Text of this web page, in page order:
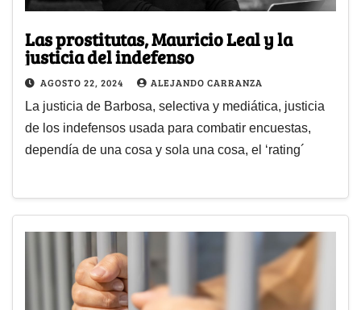
Las prostitutas, Mauricio Leal y la
justicia del indefenso
AGOSTO 22, 2024 ALEJANDO CARRANZA
La justicia de Barbosa, selectiva y mediática, justicia
de los indefensos usada para combatir encuestas,
dependía de una cosa y sola una cosa, el ‘rating´